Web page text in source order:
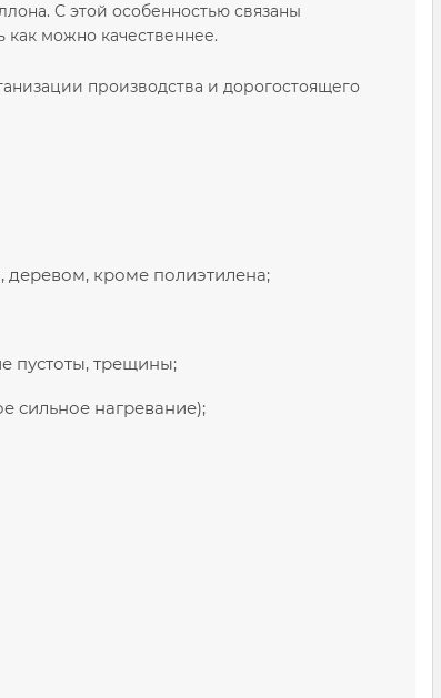
С этой особенностью связаны
можно качественнее.
производства и дорогостоящего
деревом, кроме полиэтилена;
пустоты, трещины;
сильное нагревание);